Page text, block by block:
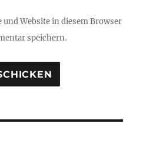
Website in diesem Browser
speichern.